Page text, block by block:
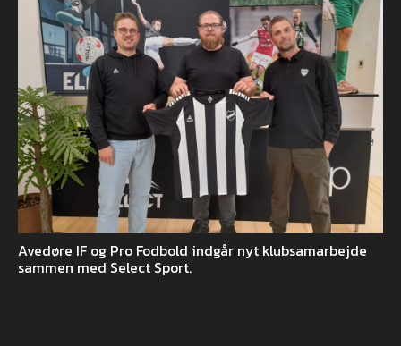
Avedøre IF og Pro Fodbold indgår nyt klubsamarbejde
sammen med Select Sport.